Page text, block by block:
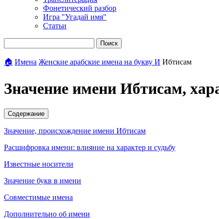
Фонетический разбор
Игра "Угадай имя"
Статьи
Поиск
🏠 Имена Женские арабские имена на букву И Ибтисам
Значение имени Ибтисам,
Содержание
Значение, происхождение имени Ибтисам
Расшифровка имени: влияние на характер и судьбу
Известные носители
Значение букв в имени
Совместимые имена
Дополнительно об имени